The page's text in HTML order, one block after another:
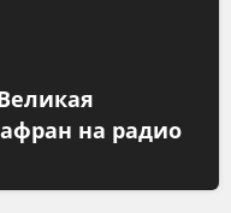
на радио